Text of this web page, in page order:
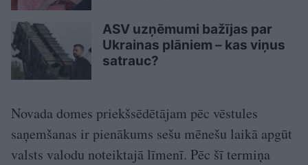
ASV uzņēmumi bažījas par
Ukrainas plāniem – kas viņus
satrauc?
Novada domes priekšsēdētājam pēc vēstules
saņemšanas ir pienākums sešu mēnešu laikā apgūt
valsts valodu noteiktajā līmenī. Pēc šī termiņa